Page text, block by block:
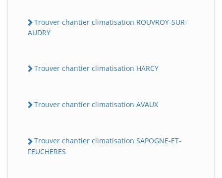
Trouver chantier climatisation ROUVROY-SUR-
AUDRY
Trouver chantier climatisation HARCY
Trouver chantier climatisation AVAUX
Trouver chantier climatisation SAPOGNE-ET-
FEUCHERES